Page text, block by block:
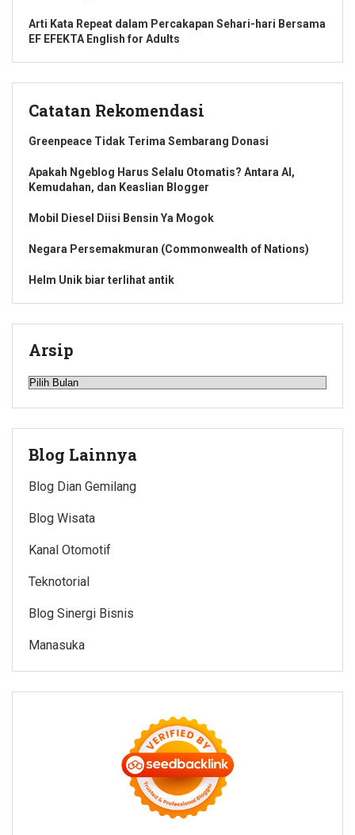
Arti Kata Repeat dalam Percakapan Sehari-hari Bersama
EF EFEKTA English for Adults
Catatan Rekomendasi
Greenpeace Tidak Terima Sembarang Donasi
Apakah Ngeblog Harus Selalu Otomatis? Antara AI,
Kemudahan, dan Keaslian Blogger
Mobil Diesel Diisi Bensin Ya Mogok
Negara Persemakmuran (Commonwealth of Nations)
Helm Unik biar terlihat antik
Arsip
Arsip
Blog Lainnya
Blog Dian Gemilang
Blog Wisata
Kanal Otomotif
Teknotorial
Blog Sinergi Bisnis
Manasuka